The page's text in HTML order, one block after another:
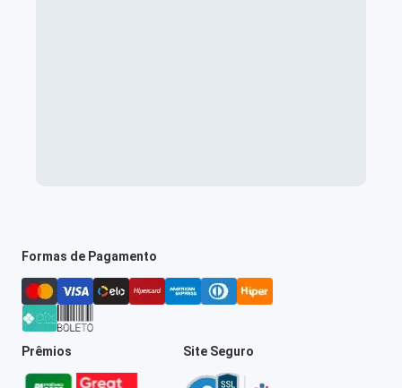
Formas de Pagamento
Prêmios Site Seguro